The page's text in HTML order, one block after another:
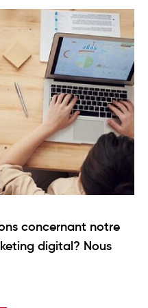
concernant notre
digital? Nous